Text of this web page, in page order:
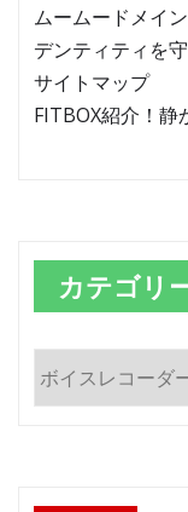
ムームードメイ
デンティティを
サイトマップ
FITBOX紹介！静
カテゴリ
テ